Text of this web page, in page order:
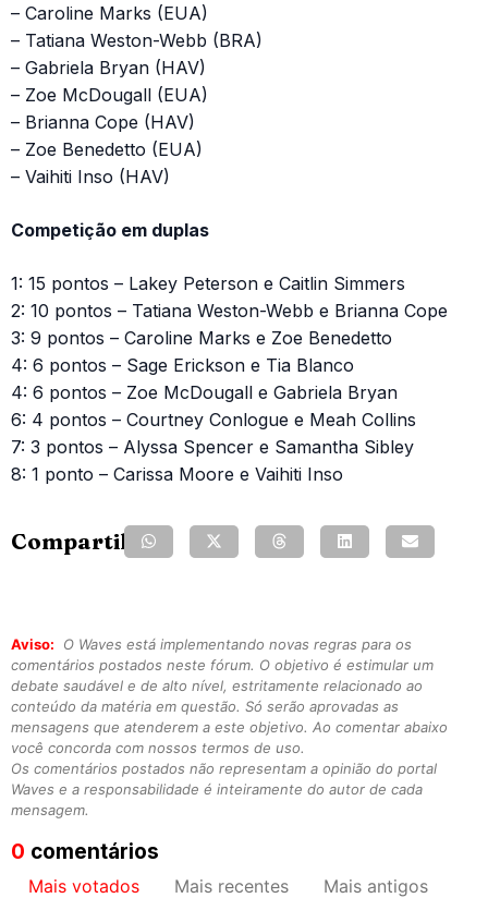
– Caroline Marks (EUA)
– Tatiana Weston-Webb (BRA)
– Gabriela Bryan (HAV)
– Zoe McDougall (EUA)
– Brianna Cope (HAV)
– Zoe Benedetto (EUA)
– Vaihiti Inso (HAV)
Competição em duplas
1: 15 pontos – Lakey Peterson e Caitlin Simmers
2: 10 pontos – Tatiana Weston-Webb e Brianna Cope
3: 9 pontos – Caroline Marks e Zoe Benedetto
4: 6 pontos – Sage Erickson e Tia Blanco
4: 6 pontos – Zoe McDougall e Gabriela Bryan
6: 4 pontos – Courtney Conlogue e Meah Collins
7: 3 pontos – Alyssa Spencer e Samantha Sibley
8: 1 ponto – Carissa Moore e Vaihiti Inso
Compartilhe:
Aviso:
O Waves está implementando novas regras para os
comentários postados neste fórum. O objetivo é estimular um
debate saudável e de alto nível, estritamente relacionado ao
conteúdo da matéria em questão. Só serão aprovadas as
mensagens que atenderem a este objetivo. Ao comentar abaixo
você concorda com nossos termos de uso.
Os comentários postados não representam a opinião do portal
Waves e a responsabilidade é inteiramente do autor de cada
mensagem.
0 comentários
Mais votados Mais recentes Mais antigos